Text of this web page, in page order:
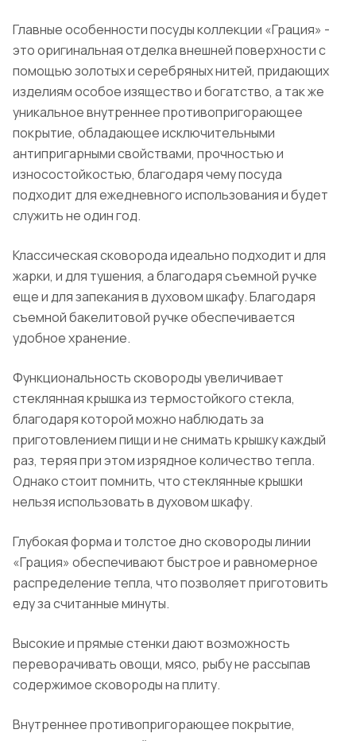
Главные особенности посуды коллекции «Грация» -
это оригинальная отделка внешней поверхности с
помощью золотых и серебряных нитей, придающих
изделиям особое изящество и богатство, а так же
уникальное внутреннее противопригорающее
покрытие, обладающее исключительными
антипригарными свойствами, прочностью и
износостойкостью, благодаря чему посуда
подходит для ежедневного использования и будет
служить не один год.
Классическая сковорода идеально подходит и для
жарки, и для тушения, а благодаря съемной ручке
еще и для запекания в духовом шкафу. Благодаря
съемной бакелитовой ручке обеспечивается
удобное хранение.
Функциональность сковороды увеличивает
стеклянная крышка из термостойкого стекла,
благодаря которой можно наблюдать за
приготовлением пищи и не снимать крышку каждый
раз, теряя при этом изрядное количество тепла.
Однако стоит помнить, что стеклянные крышки
нельзя использовать в духовом шкафу.
Глубокая форма и толстое дно сковороды линии
«Грация» обеспечивают быстрое и равномерное
распределение тепла, что позволяет приготовить
еду за считанные минуты.
Высокие и прямые стенки дают возможность
переворачивать овощи, мясо, рыбу не рассыпав
содержимое сковороды на плиту.
Внутреннее противопригорающее покрытие,